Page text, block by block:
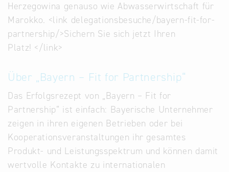
Herzegowina genauso wie Abwasserwirtschaft für
Marokko. <link delegationsbesuche/bayern-fit-for-
partnership/>Sichern Sie sich jetzt Ihren
Platz! </link>
Über „Bayern – Fit for Partnership“
Das Erfolgsrezept von „Bayern – Fit for
Partnership“ ist einfach: Bayerische Unternehmer
zeigen in ihren eigenen Betrieben oder bei
Kooperationsveranstaltungen ihr gesamtes
Produkt- und Leistungsspektrum und können damit
wertvolle Kontakte zu internationalen